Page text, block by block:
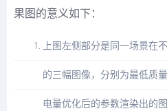
果图的意义如下：
上图左侧部分是同一场景在
的三幅图像，分别为最低质
电量优化后的参数渲染出的